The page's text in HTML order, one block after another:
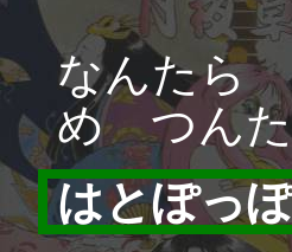
なんたら
め つん
はとぽっ